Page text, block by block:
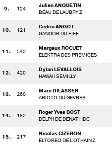
9. 124
Julien ANQUETIN
BEAU DE LAUBRY Z
10. 121
Cedric ANGOT
GANDOR DU FIEF
11. 542
Margaux ROCUET
ELEKTRA DES PREMICES
12. 420
Dylan LEVALLOIS
HAWAII SEMILLY
13. 260
Marc DILASSER
ARIOTO DU GEVRES
14. 182
Roger Yves BOST
DELPH DE DENAT HDC
15. 217
Nicolas CIZERON
ELTOREO DE L'OTHAIN Z